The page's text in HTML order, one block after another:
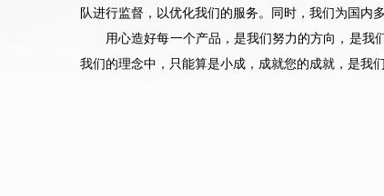
队进行监督，以优化我们的服务。同时，我们为国内
用心造好每一个产品，是我们努力的方向，是我
我们的理念中，只能算是小成，成就您的成就，是我们